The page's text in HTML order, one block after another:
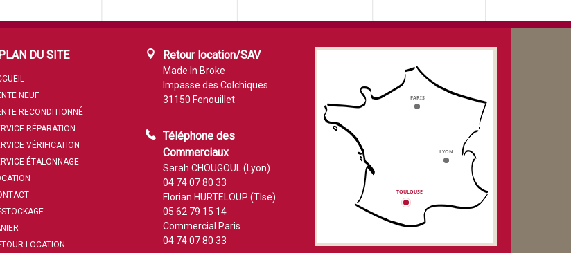
DU SITE
NEUF
RECONDITIONNÉ
RÉPARATION
VÉRIFICATION
ÉTALONNAGE
LOCATION
Retour location/SAV
Made In Broke
Impasse des Colchiques
31150 Fenouillet
Téléphone des
Commerciaux
Sarah CHOUGOUL (Lyon)
04 74 07 80 33
Florian HURTELOUP (Tlse)
05 62 79 15 14
Commercial Paris
04 74 07 80 33